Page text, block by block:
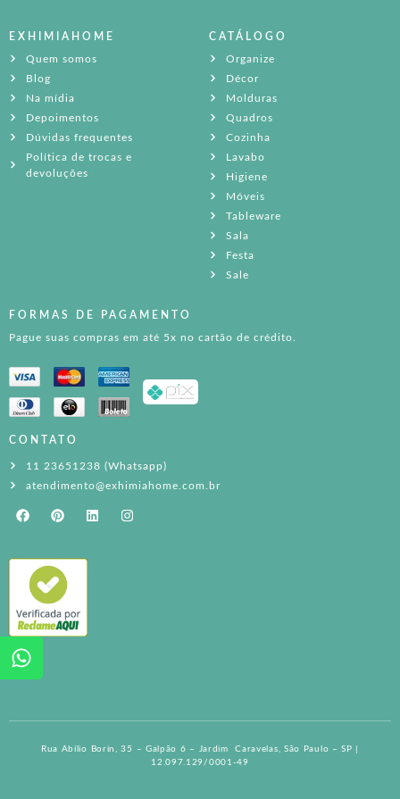
EXHIMIAHOME
Quem somos
Blog
Na mídia
Depoimentos
Dúvidas frequentes
Política de trocas e
devoluções
CATÁLOGO
Organize
Décor
Molduras
Quadros
Cozinha
Lavabo
Higiene
Móveis
Tableware
Sala
Festa
Sale
FORMAS DE PAGAMENTO
Pague suas compras em até 5x no cartão de crédito.
CONTATO
11 23651238 (Whatsapp)
atendimento@exhimiahome.com.br
Rua Abílio Borin, 35 – Galpão 6 – Jardim Caravelas, São Paulo – SP |
12.097.129/0001-49